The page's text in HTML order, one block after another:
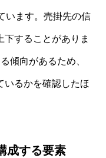
います。売掛先の信
下することがありま
傾向があるため、
いるかを確認したほ
成する要素